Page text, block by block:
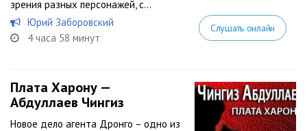
зрения разных персонажей, с...
Юрий Заборовский
4 часа 58 минут
Слушать онлайн
Плата Харону —
Абдуллаев Чингиз
Новое дело агента Дронго – одно из